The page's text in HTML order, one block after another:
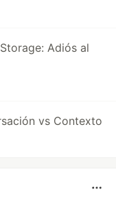
Adiós al
vs Contexto